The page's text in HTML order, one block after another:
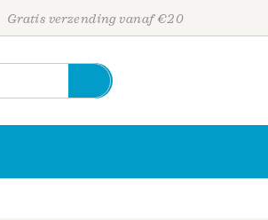
Gratis verzending vanaf €20
Personen